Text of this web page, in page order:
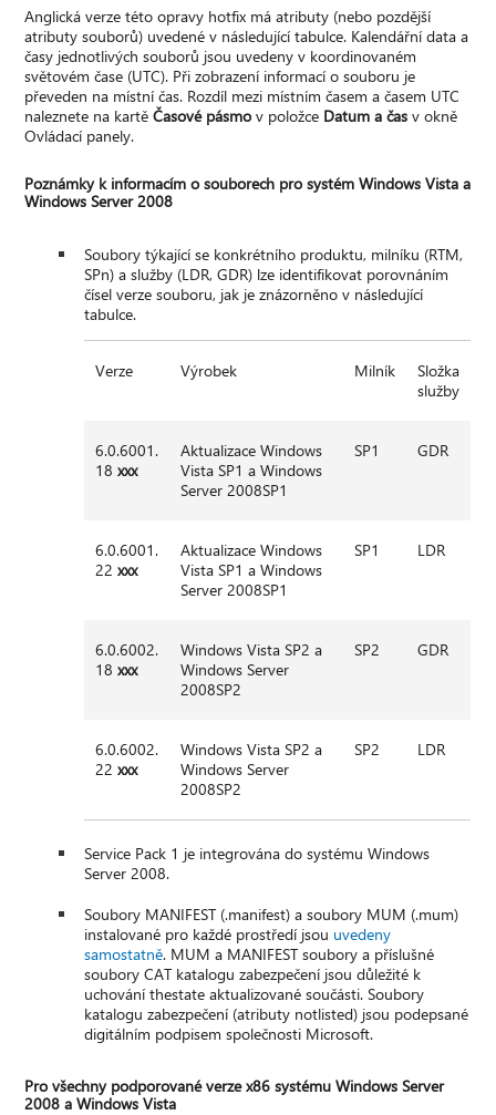
Anglická verze této opravy hotfix má atributy (nebo pozdější
atributy souborů) uvedené v následující tabulce. Kalendářní data a
časy jednotlivých souborů jsou uvedeny v koordinovaném
světovém čase (UTC). Při zobrazení informací o souboru je
převeden na místní čas. Rozdíl mezi místním časem a časem UTC
naleznete na kartěČasové pásmo v položce Datum a čas v okně
Ovládací panely.
Poznámky k informacím o souborech pro systém Windows Vista a
Windows Server 2008
Soubory týkající se konkrétního produktu, milníku (RTM,
SPn) a služby (LDR, GDR) lze identifikovat porovnáním
čísel verze souboru, jak je znázorněno v následující
tabulce.
Verze Výrobek Milník
Složka
služby
6.0.6001.
18xxx
Aktualizace Windows
Vista SP1 a Windows
Server 2008SP1
SP1 GDR
6.0.6001.
22xxx
Aktualizace Windows
Vista SP1 a Windows
Server 2008SP1
SP1 LDR
6.0.6002.
18xxx
Windows Vista SP2 a
Windows Server
2008SP2
SP2 GDR
6.0.6002.
22xxx
Windows Vista SP2 a
Windows Server
2008SP2
SP2 LDR
Service Pack 1 je integrována do systému Windows
Server 2008.
Soubory MANIFEST (.manifest) a soubory MUM (.mum)
instalované pro každé prostředí jsou uvedeny
samostatně. MUM a MANIFEST soubory a příslušné
soubory CAT katalogu zabezpečení jsou důležité k
uchování thestate aktualizované součásti. Soubory
katalogu zabezpečení (atributy notlisted) jsou podepsané
digitálním podpisem společnosti Microsoft.
Pro všechny podporované verze x86 systému Windows Server
2008 a Windows Vista